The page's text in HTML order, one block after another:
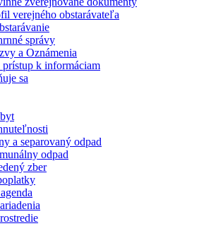
verejného obstarávateľa
správy
a Oznámenia
prístup k informáciam
sa
a separovaný odpad
odpad
zber